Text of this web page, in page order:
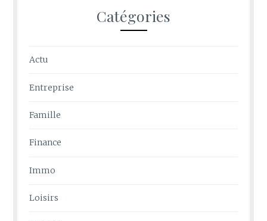
Catégories
Actu
Entreprise
Famille
Finance
Immo
Loisirs